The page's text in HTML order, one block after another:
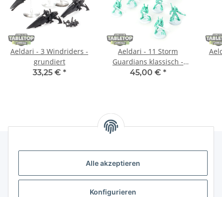
Alle akzeptieren
Konfigurieren
Aeldari - 3 Windriders -
grundiert
33,25 € *
Aeldari - 11 Storm
Guardians klassisch -
grundiert
45,00 € *
Gesetzliche Informationen